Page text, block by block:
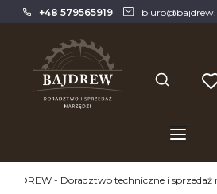
+48 579565919
Otwórz
BAJDREW - Doradztwo techniczne i sprzedaż